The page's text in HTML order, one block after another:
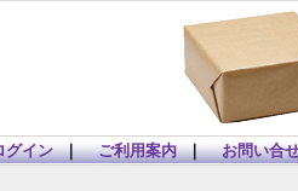
グイン｜ ご利用案内｜ お問い合